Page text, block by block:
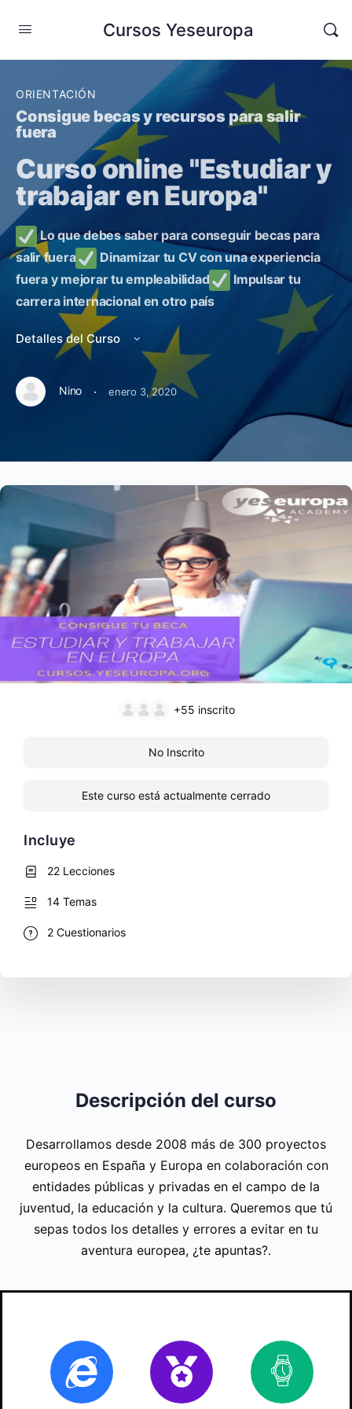
Cursos Yeseuropa
ORIENTACIÓN
Consigue becas y recursos para salir
fuera
Curso online "Estudiar y
trabajar en Europa"
Lo que debes saber para conseguir becas para
salir fuera
Dinamizar tu CV con una experiencia
fuera y mejorar tu empleabilidad
Impulsar tu
carrera internacional en otro país
Detalles del Curso
Nino · enero 3, 2020
Descripción del curso
Desarrollamos desde 2008 más de 300 proyectos
europeos en España y Europa en colaboración con
entidades públicas y privadas en el campo de la
juventud, la educación y la cultura. Queremos que tú
sepas todos los detalles y errores a evitar en tu
aventura europea, ¿te apuntas?.
Online Certificado
+55 inscrito
No Inscrito
Este curso está actualmente cerrado
Incluye
22 Lecciones
14 Temas
2 Cuestionarios